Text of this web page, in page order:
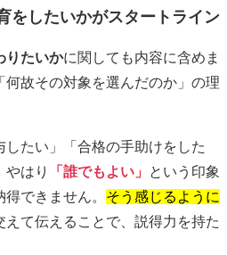
をしたいかがスタートライン
りたいかに関しても内容に含めま
何故その対象を選んだのか」の理
たい」「合格の手助けをした
やはり
「誰でもよい」
という印象
できません。 そう感じるように
えて伝えることで、説得力を持た